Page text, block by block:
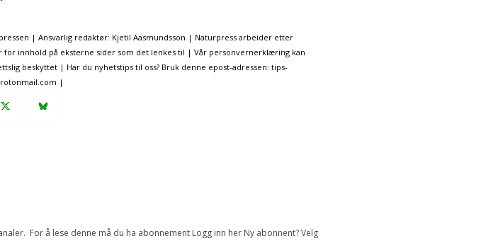
| Ansvarlig redaktør: Kjetil Aasmundsson | Naturpress arbeider etter
for innhold på eksterne sider som det lenkes til | Vår personvernerklæring kan
beskyttet | Har du nyhetstips til oss? Bruk denne epost-adressen: tips-
|
For å lese denne må du ha abonnement Logg inn her Ny abonnent? Velg